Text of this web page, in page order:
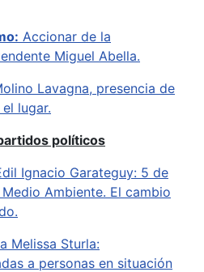
Accionar de la
Miguel Abella.
Lavagna, presencia de
lugar.
políticos
Ignacio Garateguy: 5 de
Ambiente. El cambio
Melissa Sturla:
a personas en situación